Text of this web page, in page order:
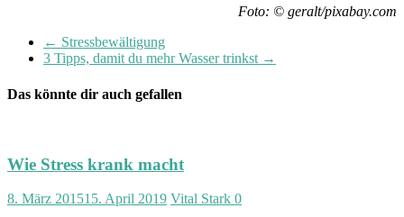
Foto: © geralt/pixabay.com
← Stressbewältigung
3 Tipps, damit du mehr Wasser trinkst →
Das könnte dir auch gefallen
Wie Stress krank macht
8. März 201515. April 2019 Vital Stark 0